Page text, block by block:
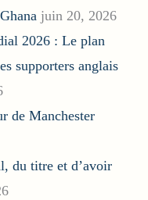
juin 20, 2026
2026 : Le plan
supporters anglais
de Manchester
du titre et d’avoir